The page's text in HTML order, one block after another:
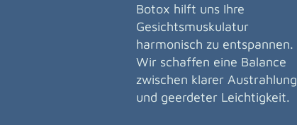
Botox hilft uns Ihre
Gesichtsmuskulatur
harmonisch zu entspannen.
Wir schaffen eine Balance
zwischen klarer Austrahlung
und geerdeter Leichtigkeit.